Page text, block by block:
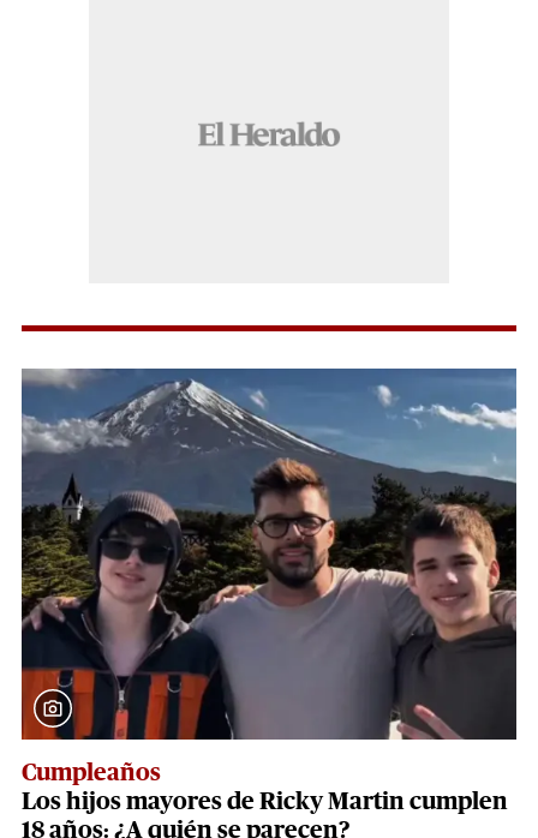
Cumpleaños
Los hijos mayores de Ricky Martin cumplen
18 años: ¿A quién se parecen?